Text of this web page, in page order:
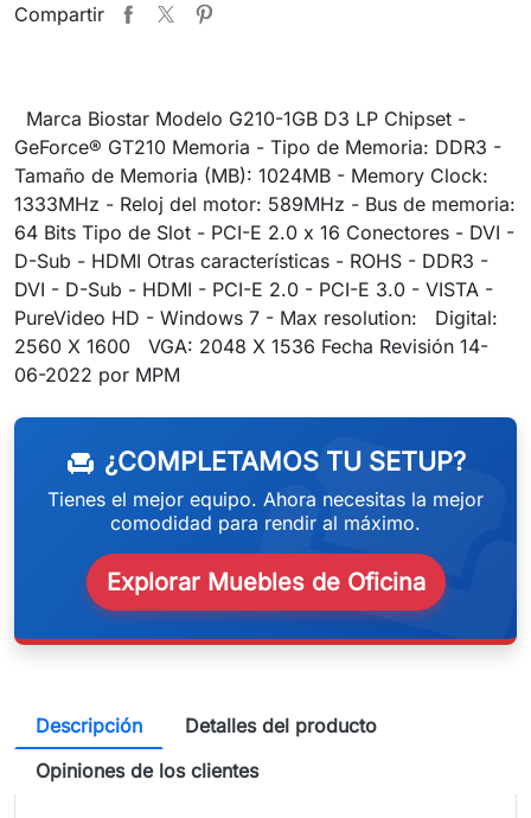
Compartir
Marca Biostar Modelo G210-1GB D3 LP Chipset -
GeForce® GT210 Memoria - Tipo de Memoria: DDR3 -
Tamaño de Memoria (MB): 1024MB - Memory Clock:
1333MHz - Reloj del motor: 589MHz - Bus de memoria:
64 Bits Tipo de Slot - PCI-E 2.0 x 16 Conectores - DVI -
D-Sub - HDMI Otras características - ROHS - DDR3 -
DVI - D-Sub - HDMI - PCI-E 2.0 - PCI-E 3.0 - VISTA -
PureVideo HD - Windows 7 - Max resolution: Digital:
2560 X 1600 VGA: 2048 X 1536 Fecha Revisión 14-
06-2022 por MPM
chair ¿COMPLETAMOS TU SETUP?
Tienes el mejor equipo. Ahora necesitas la mejor
comodidad para rendir al máximo.
Explorar Muebles de Oficina
Descripción
Detalles del producto
Opiniones de los clientes